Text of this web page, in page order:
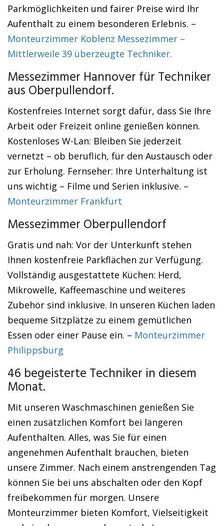
Parkmöglichkeiten und fairer Preise wird Ihr
Aufenthalt zu einem besonderen Erlebnis. –
Monteurzimmer Koblenz Messezimmer –
Mittlerweile 39 überzeugte Techniker.
Messezimmer Hannover für Techniker
aus Oberpullendorf.
Kostenfreies Internet sorgt dafür, dass Sie Ihre
Arbeit oder Freizeit online genießen können.
Kostenloses W-Lan: Bleiben Sie jederzeit
vernetzt – ob beruflich, für den Austausch oder
zur Erholung. Fernseher: Ihre Unterhaltung ist
uns wichtig – Filme und Serien inklusive. –
Monteurzimmer Frankfurt
Messezimmer Oberpullendorf
Gratis und nah: Vor der Unterkunft stehen
Ihnen kostenfreie Parkflächen zur Verfügung.
Vollständig ausgestattete Küchen: Herd,
Mikrowelle, Kaffeemaschine und weiteres
Zubehör sind inklusive. In unseren Küchen laden
bequeme Sitzplätze zu einem gemütlichen
Essen oder einer Pause ein. – Monteurzimmer
Philippsburg
46 begeisterte Techniker in diesem
Monat.
Mit unseren Waschmaschinen genießen Sie
einen zusätzlichen Komfort bei längeren
Aufenthalten. Alles, was Sie für einen
angenehmen Aufenthalt brauchen, bieten
unsere Zimmer. Nach einem anstrengenden Tag
können Sie bei uns abschalten oder den Kopf
freibekommen für morgen. Unsere
Monteurzimmer bieten Komfort, Vielseitigkeit